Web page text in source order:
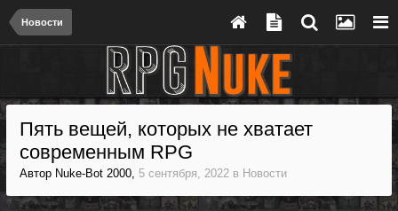
Новости
Пять вещей, которых не хватает
современным RPG
Автор Nuke-Bot 2000, 5 сентября, 2022 в Новости